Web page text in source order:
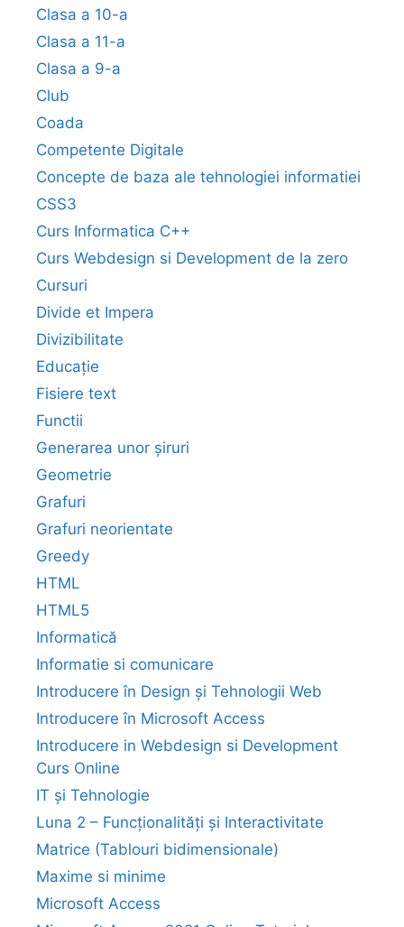
Clasa a 10-a
Clasa a 11-a
Clasa a 9-a
Club
Coada
Competente Digitale
Concepte de baza ale tehnologiei informatiei
CSS3
Curs Informatica C++
Curs Webdesign si Development de la zero
Cursuri
Divide et Impera
Divizibilitate
Educație
Fisiere text
Functii
Generarea unor șiruri
Geometrie
Grafuri
Grafuri neorientate
Greedy
HTML
HTML5
Informatică
Informatie si comunicare
Introducere în Design și Tehnologii Web
Introducere în Microsoft Access
Introducere in Webdesign si Development
Curs Online
IT și Tehnologie
Luna 2 – Funcționalități și Interactivitate
Matrice (Tablouri bidimensionale)
Maxime si minime
Microsoft Access